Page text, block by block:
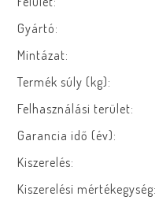
Gyártó:
Mintázat:
Termék súly (kg):
Felhasználási terület:
Garancia idő (év):
Kiszerelés:
Kiszerelési mértékegység: